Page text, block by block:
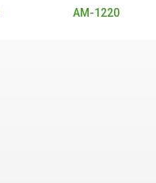
AM-1220